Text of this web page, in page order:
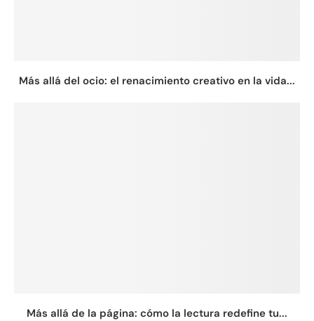
Más allá del ocio: el renacimiento creativo en la vida...
Más allá de la página: cómo la lectura redefine tu...